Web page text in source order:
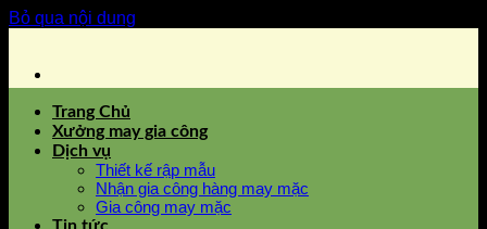
Bỏ qua nội dung
Trang Chủ
Xưởng may gia công
Dịch vụ
Thiết kế rập mẫu
Nhận gia công hàng may mặc
Gia công may mặc